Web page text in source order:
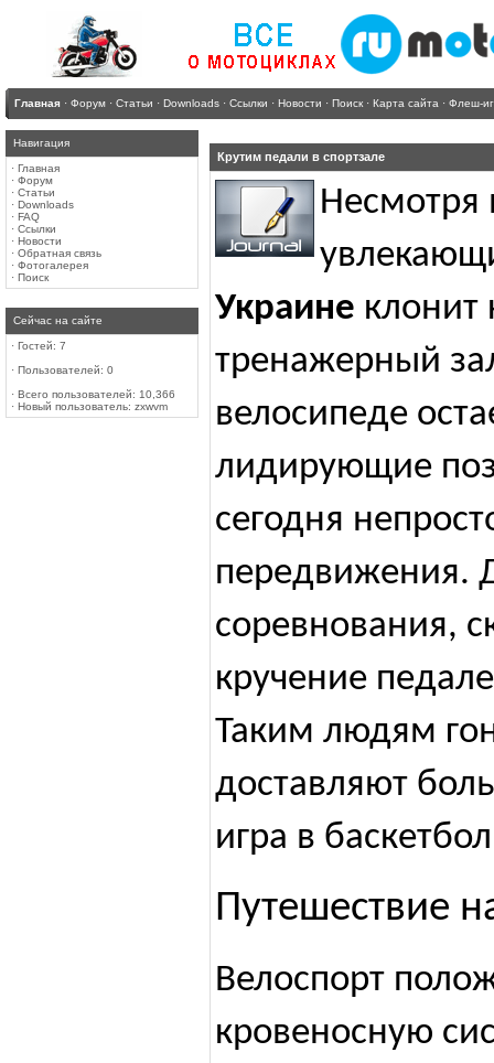
Главная · Форум · Статьи · Downloads · Ссылки · Новости · Поиск · Карта сайта · Флеш-
Навигация
· Главная
· Форум
· Статьи
· Downloads
· FAQ
· Ссылки
· Новости
· Обратная связь
· Фотогалерея
· Поиск
Сейчас на сайте
· Гостей: 7
· Пользователей: 0
· Всего пользователей: 10,366
· Новый пользователь: zxwvm
Крутим педали в спортзале
Несмотря
Украине клонит
тренажерный
велосипеде
лидирующие
сегодня
передвижения.
соревнования,
кручение
Таким людям
доставляют
игра в
Путешествие
Велоспорт
кровеносную